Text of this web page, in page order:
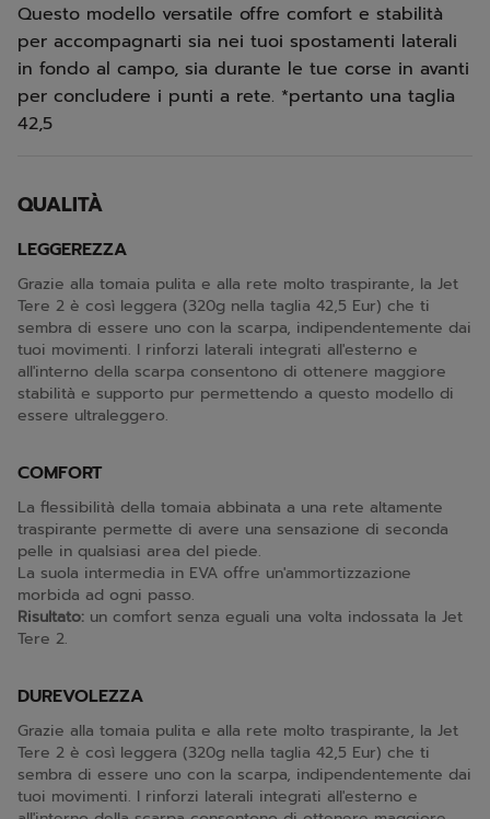
Questo modello versatile offre comfort e stabilità
per accompagnarti sia nei tuoi spostamenti laterali
in fondo al campo, sia durante le tue corse in avanti
per concludere i punti a rete. *pertanto una taglia
42,5
QUALITÀ
LEGGEREZZA
Grazie alla tomaia pulita e alla rete molto traspirante, la Jet
Tere 2 è così leggera (320g nella taglia 42,5 Eur) che ti
sembra di essere uno con la scarpa, indipendentemente dai
tuoi movimenti. I rinforzi laterali integrati all'esterno e
all'interno della scarpa consentono di ottenere maggiore
stabilità e supporto pur permettendo a questo modello di
essere ultraleggero.
COMFORT
La flessibilità della tomaia abbinata a una rete altamente
traspirante permette di avere una sensazione di seconda
pelle in qualsiasi area del piede.
La suola intermedia in EVA offre un'ammortizzazione
morbida ad ogni passo.
Risultato: un comfort senza eguali una volta indossata la Jet
Tere 2.
DUREVOLEZZA
Grazie alla tomaia pulita e alla rete molto traspirante, la Jet
Tere 2 è così leggera (320g nella taglia 42,5 Eur) che ti
sembra di essere uno con la scarpa, indipendentemente dai
tuoi movimenti. I rinforzi laterali integrati all'esterno e